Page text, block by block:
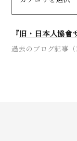
『旧・日本人協會
過去のブログ記事